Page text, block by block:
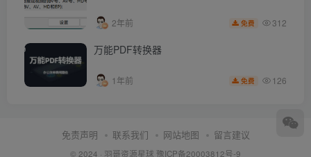
2年前 免费 312
万能PDF转换器
1年前 免费 126
免责声明 联系我们 网站地图 留言建议
© 2024 · 羽哥资源星球 豫ICP备20003812号-9